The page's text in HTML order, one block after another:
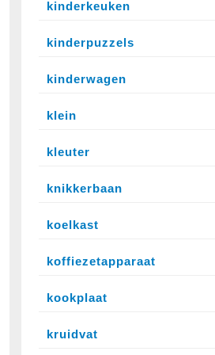
kinderkeuken
kinderpuzzels
kinderwagen
klein
kleuter
knikkerbaan
koelkast
koffiezetapparaat
kookplaat
kruidvat